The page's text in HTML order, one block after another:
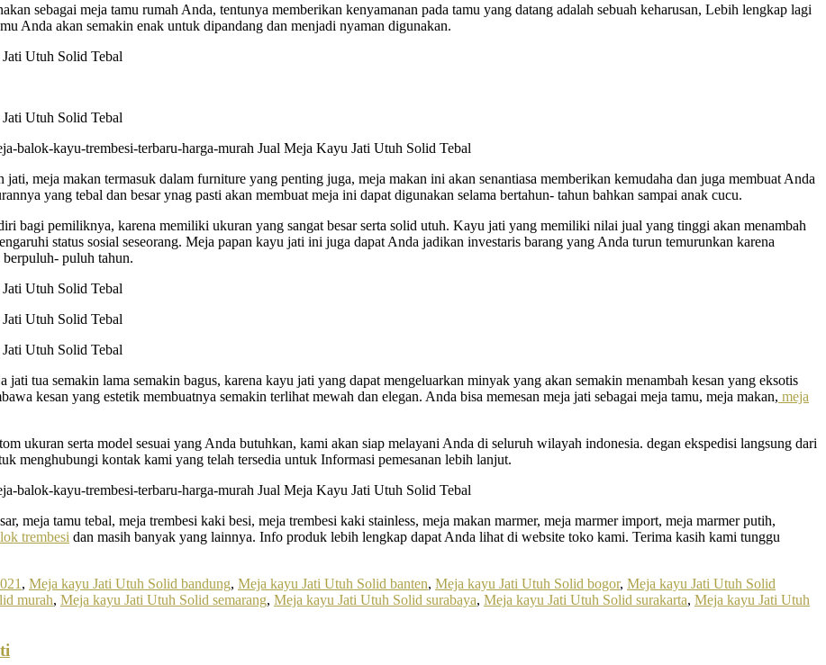
sebagai meja tamu rumah Anda, tentunya memberikan kenyamanan pada tamu yang datang adalah sebuah keharusan, Lebih lengkap lagi
Anda akan semakin enak untuk dipandang dan menjadi nyaman digunakan.
meja makan termasuk dalam furniture yang penting juga, meja makan ini akan senantiasa memberikan kemudaha dan juga membuat Anda
yang tebal dan besar ynag pasti akan membuat meja ini dapat digunakan selama bertahun- tahun bahkan sampai anak cucu.
bagi pemiliknya, karena memiliki ukuran yang sangat besar serta solid utuh. Kayu jati yang memiliki nilai jual yang tinggi akan menambah
status sosial seseorang. Meja papan kayu jati ini juga dapat Anda jadikan investaris barang yang Anda turun temurunkan karena
berpuluh- puluh tahun.
tua semakin lama semakin bagus, karena kayu jati yang dapat mengeluarkan minyak yang akan semakin menambah kesan yang eksotis
kesan yang estetik membuatnya semakin terlihat mewah dan elegan. Anda bisa memesan meja jati sebagai meja tamu, meja makan, meja
ukuran serta model sesuai yang Anda butuhkan, kami akan siap melayani Anda di seluruh wilayah indonesia. degan ekspedisi langsung dari
menghubungi kontak kami yang telah tersedia untuk Informasi pemesanan lebih lanjut.
meja tamu tebal, meja trembesi kaki besi, meja trembesi kaki stainless, meja makan marmer, meja marmer import, meja marmer putih,
trembesi dan masih banyak yang lainnya. Info produk lebih lengkap dapat Anda lihat di website toko kami. Terima kasih kami tunggu
, Meja kayu Jati Utuh Solid bandung, Meja kayu Jati Utuh Solid banten, Meja kayu Jati Utuh Solid bogor, Meja kayu Jati Utuh Solid
murah, Meja kayu Jati Utuh Solid semarang, Meja kayu Jati Utuh Solid surabaya, Meja kayu Jati Utuh Solid surakarta, Meja kayu Jati Utuh